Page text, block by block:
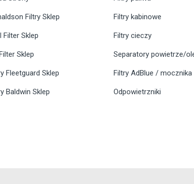
Filtry Sklep
Filter Sklep
Sklep
Fleetguard Sklep
Baldwin Sklep
Filtry kabinowe
Filtry cieczy
Separatory powietrze/
Filtry AdBlue / mocznika
Odpowietrzniki